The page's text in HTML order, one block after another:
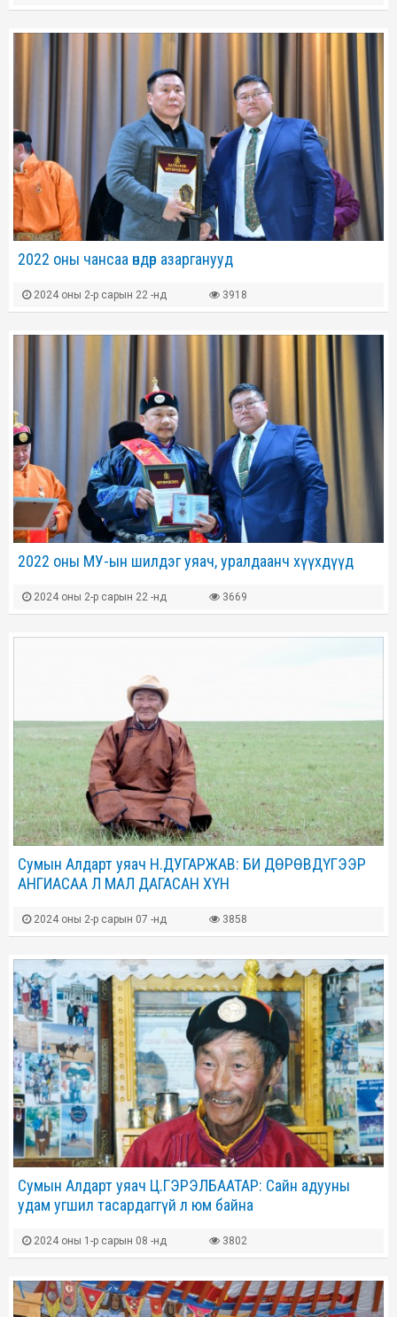
2022 оны чансаа өндөр азарганууд
2024 оны 2-р сарын 22 -нд 3918
2022 оны МУ-ын шилдэг уяач, уралдаанч хүүхдүүд
2024 оны 2-р сарын 22 -нд 3669
Сумын Алдарт уяач Н.ДУГАРЖАВ: БИ ДӨРӨВДҮГЭЭР
АНГИАСАА Л МАЛ ДАГАСАН ХҮН
2024 оны 2-р сарын 07 -нд 3858
Сумын Алдарт уяач Ц.ГЭРЭЛБААТАР: Сайн адууны
удам угшил тасардаггүй л юм байна
2024 оны 1-р сарын 08 -нд 3802